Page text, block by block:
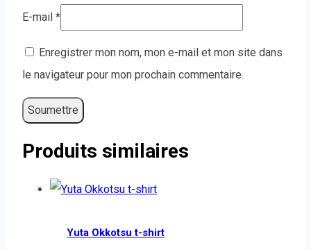
E-mail *
Enregistrer mon nom, mon e-mail et mon site dans
le navigateur pour mon prochain commentaire.
Produits similaires
Yuta Okkotsu t-shirt